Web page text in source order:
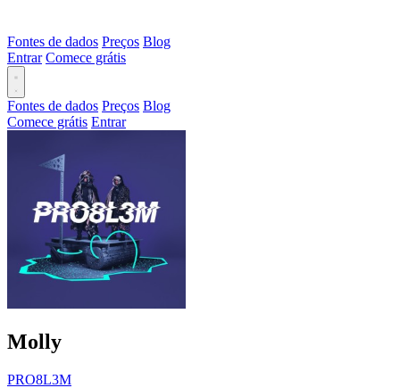
Fontes de dados Preços Blog
Entrar Comece grátis
Fontes de dados Preços Blog
Comece grátis Entrar
Molly
PRO8L3M